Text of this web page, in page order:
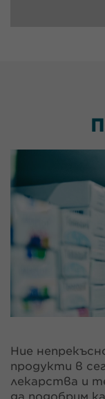
Ние
продукти в
лекарства и
да подобрим